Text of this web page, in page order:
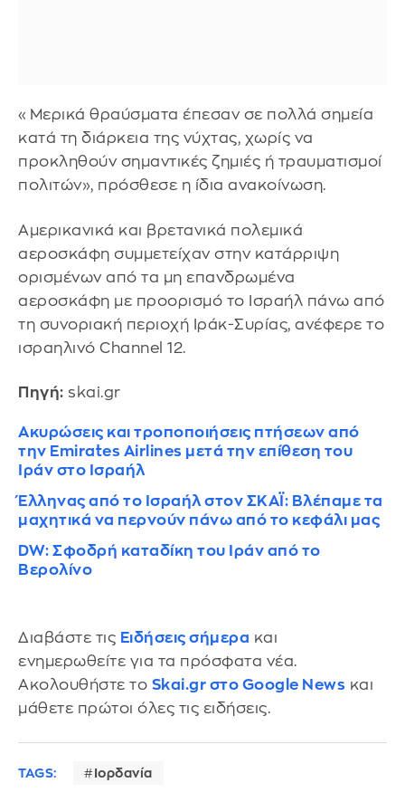
«Μερικά θραύσματα έπεσαν σε πολλά σημεία
κατά τη διάρκεια της νύχτας, χωρίς να
προκληθούν σημαντικές ζημιές ή τραυματισμοί
πολιτών», πρόσθεσε η ίδια ανακοίνωση.
Αμερικανικά και βρετανικά πολεμικά
αεροσκάφη συμμετείχαν στην κατάρριψη
ορισμένων από τα μη επανδρωμένα
αεροσκάφη με προορισμό το Ισραήλ πάνω από
τη συνοριακή περιοχή Ιράκ-Συρίας, ανέφερε το
ισραηλινό Channel 12.
Πηγή: skai.gr
Ακυρώσεις και τροποποιήσεις πτήσεων από
την Emirates Airlines μετά την επίθεση του
Ιράν στο Ισραήλ
Έλληνας από το Ισραήλ στον ΣΚΑΪ: Βλέπαμε τα
μαχητικά να περνούν πάνω από το κεφάλι μας
DW: Σφοδρή καταδίκη του Ιράν από το
Βερολίνο
Διαβάστε τις Ειδήσεις σήμερα και
ενημερωθείτε για τα πρόσφατα νέα.
Ακολουθήστε το Skai.gr στο Google News και
μάθετε πρώτοι όλες τις ειδήσεις.
TAGS: Ιορδανία